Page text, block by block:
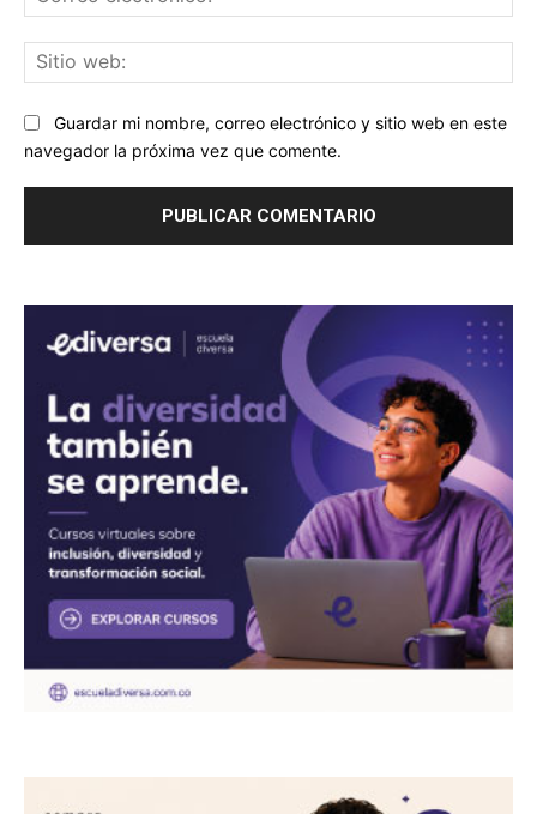
Guardar mi nombre, correo electrónico y sitio web en este
navegador la próxima vez que comente.